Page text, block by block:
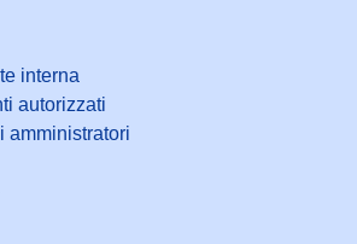
interna
autorizzati
amministratori